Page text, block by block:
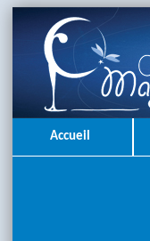
Accueil